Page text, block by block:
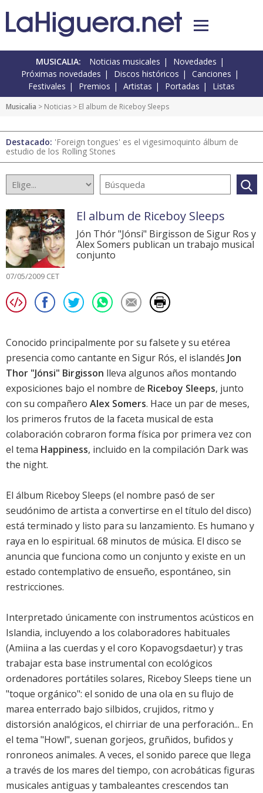
MUSICALIA: Noticias musicales
Novedades
Próximas novedades
Discos históricos
Canciones
Festivales
Premios Artistas Portadas Listas
Musicalia > Noticias > El album de Riceboy Sleeps
Destacado: 'Foreign tongues' es el vigesimoquinto álbum de
estudio de los Rolling Stones
El album de Riceboy Sleeps
Jón Thór "Jónsi" Birgisson de Sigur Ros y
Alex Somers publican un trabajo musical
conjunto
07/05/2009 CET
Conocido principalmente por su falsete y su etérea
presencia como cantante en Sigur Rós, el islandés Jon
Thor "Jónsi" Birgisson lleva algunos años montando
exposiciones bajo el nombre de Riceboy Sleeps, junto
con su compañero Alex Somers. Hace un par de meses,
los primeros frutos de la faceta musical de esta
colaboración cobraron forma física por primera vez con
el tema Happiness, incluido en la compilación Dark was
the night.
El álbum Riceboy Sleeps (el nombre pasó de ser
seudónimo de artista a convertirse en el título del disco)
está terminado y listo para su lanzamiento. Es humano y
raya en lo espiritual. 68 minutos de música. El disco se
anuncia que funciona como un conjunto y existe en un
estado contemplativo de ensueño, espontáneo, sin
restricciones.
Interpretado únicamente con instrumentos acústicos en
Islandia, incluyendo a los colaboradores habituales
(Amiina a las cuerdas y el coro Kopavogsdaetur) y tras
trabajar esta base instrumental con ecológicos
ordenadores portátiles solares, Riceboy Sleeps tiene un
"toque orgánico": el sonido de una ola en su flujo de
marea enterrado bajo silbidos, crujidos, ritmo y
distorsión analógicos, el chirriar de una perforación... En
el tema "Howl", suenan gorjeos, gruñidos, bufidos y
ronroneos animales. A veces, el sonido parece que llega
a través de los mares del tiempo, con acrobáticas figuras
musicales antiguas y tambaleantes crescendos tan